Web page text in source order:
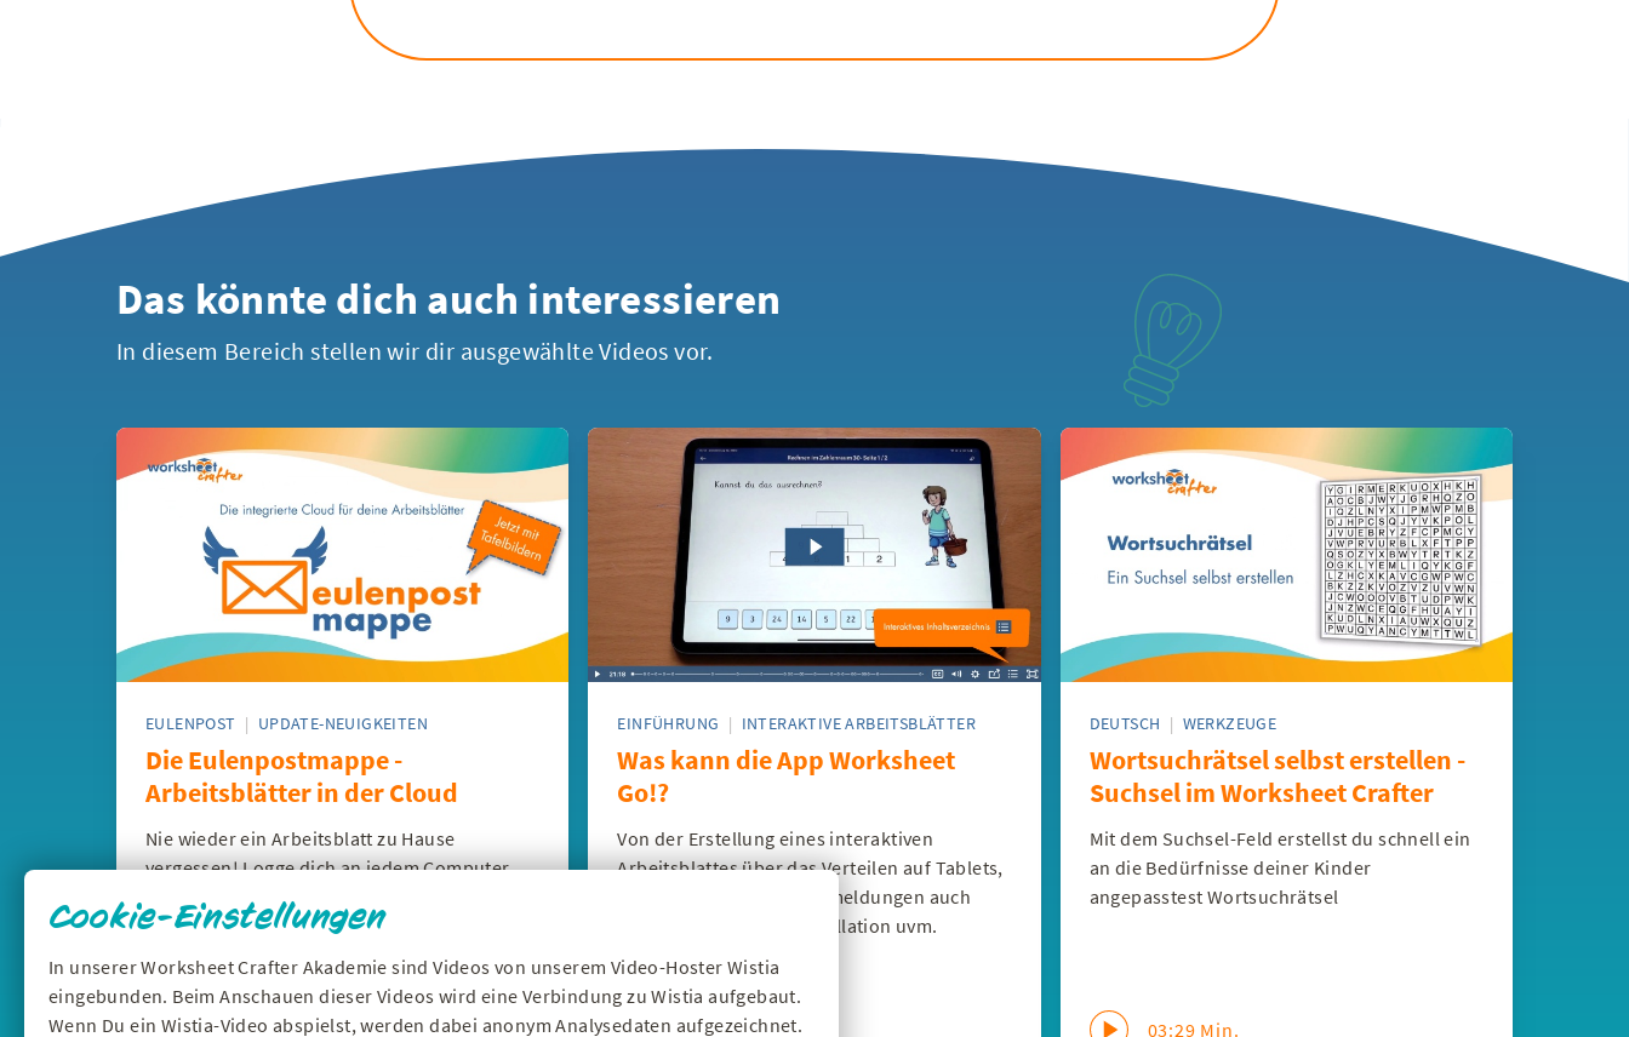
Cookie-Einstellungen
In unserer Worksheet Crafter Akademie sind Videos von unserem Video-Hoster Wistia
eingebunden. Beim Anschauen dieser Videos wird eine Verbindung zu Wistia aufgebaut.
Wenn Du ein Wistia-Video abspielst, werden dabei anonym Analysedaten aufgezeichnet.
Das könnte dich auch interessieren
In diesem Bereich stellen wir dir ausgewählte Videos vor.
EULENPOST | UPDATE-NEUIGKEITEN
Die Eulenpostmappe -
Arbeitsblätter in der Cloud
Nie wieder ein Arbeitsblatt zu Hause
vergessen! Logge dich an jedem Computer
oder Smartboard in deine Eulenpostmappe
ein und öffne deine Arbeitsblätter, drucke
das PDF, leite sie weiter, öffne sie direkt
daraus am Tablet oder an der Tafel und mehr.
05:19 Min.
EINFÜHRUNG | INTERAKTIVE ARBEITSBLÄTTER
Was kann die App Worksheet
Go!?
Von der Erstellung eines interaktiven
Arbeitsblattes über das Verteilen auf Tablets,
Schüler*innen-IDs, Rückmeldungen auch
online, Assistenzen, Installation uvm.
18:25 Min.
DEUTSCH | WERKZEUGE
Wortsuchrätsel selbst erstellen -
Suchsel im Worksheet Crafter
Mit dem Suchsel-Feld erstellst du schnell ein
an die Bedürfnisse deiner Kinder
angepasstest Wortsuchrätsel
03:29 Min.